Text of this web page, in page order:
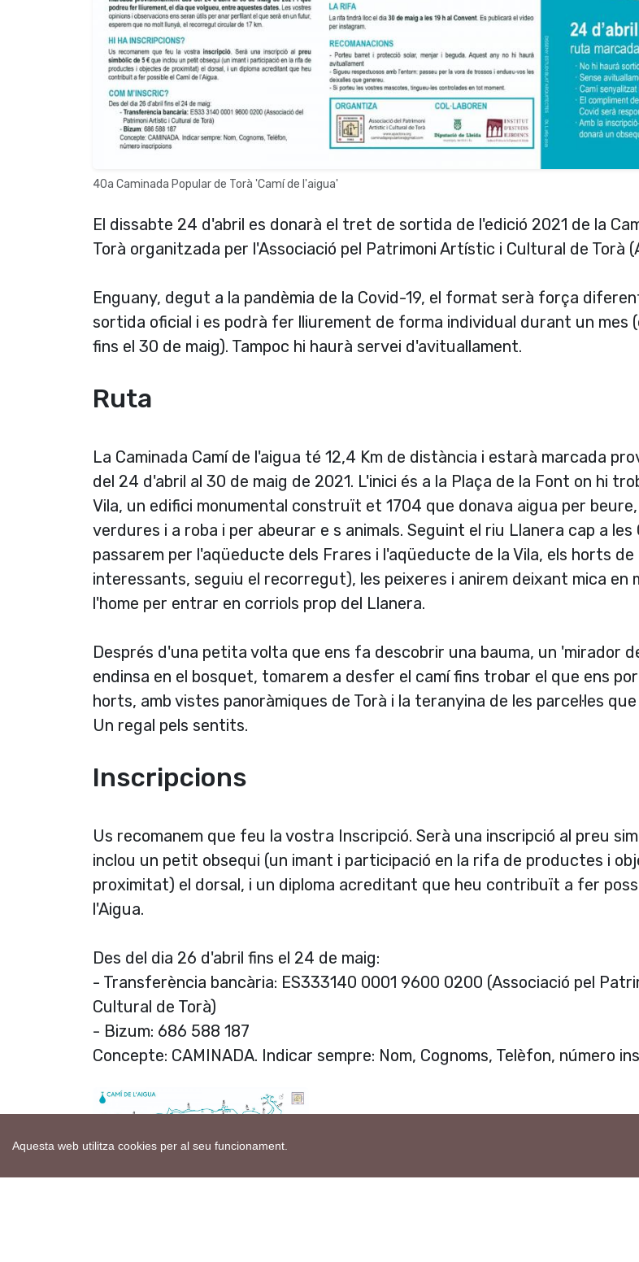
Aquesta web utilitza cookies per al seu funcionament.
40a Caminada Popular de Torà 'Camí de l'aigua'
El dissabte 24 d'abril es donarà el tret de sortida de l'edició 2021 de la
Torà organitzada per l'Associació pel Patrimoni Artístic i Cultural de Torà
Enguany, degut a la pandèmia de la Covid-19, el format serà força
sortida oficial i es podrà fer lliurement de forma individual durant un mes
fins el 30 de maig). Tampoc hi haurà servei d'avituallament.
Ruta
La Caminada Camí de l'aigua té 12,4 Km de distància i estarà marcada
del 24 d'abril al 30 de maig de 2021. L'inici és a la Plaça de la Font on hi
Vila, un edifici monumental construït et 1704 que donava aigua per
verdures i a roba i per abeurar e s animals. Seguint el riu Llanera cap a les
passarem per l'aqüeducte dels Frares i l'aqüeducte de la Vila, els horts de
interessants, seguiu el recorregut), les peixeres i anirem deixant mica en
l'home per entrar en corriols prop del Llanera.
Després d'una petita volta que ens fa descobrir una bauma, un 'mirador
endinsa en el bosquet, tomarem a desfer el camí fins trobar el que ens
horts, amb vistes panoràmiques de Torà i la teranyina de les parcel·les
Un regal pels sentits.
Inscripcions
Us recomanem que feu la vostra Inscripció. Serà una inscripció al preu
inclou un petit obsequi (un imant i participació en la rifa de productes i
proximitat) el dorsal, i un diploma acreditant que heu contribuït a fer
l'Aigua.
Des del dia 26 d'abril fins el 24 de maig:
- Transferència bancària: ES333140 0001 9600 0200 (Associació pel
Cultural de Torà)
- Bizum: 686 588 187
Concepte: CAMINADA. Indicar sempre: Nom, Cognoms, Telèfon, número